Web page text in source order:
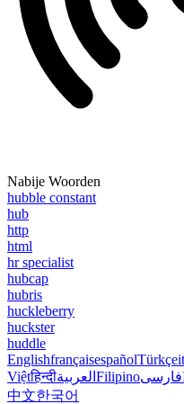
Nabije Woorden
hubble constant
hub
http
html
hr specialist
hubcap
hubris
huckleberry
huckster
huddle
EnglishfrançaisespañolTürkçe
Việtहिन्दीالعربية Filipinoفارسی
中文한국어